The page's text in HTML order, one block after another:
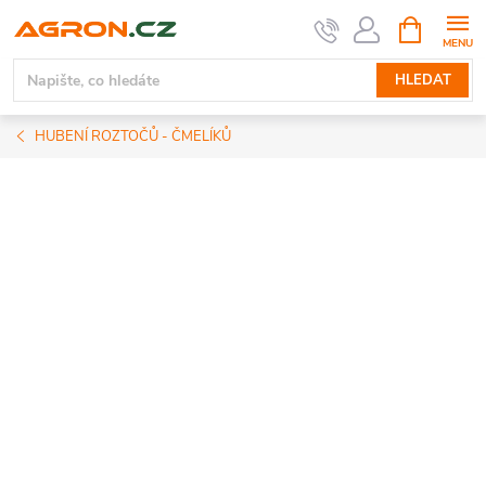
na
obsah
HLEDAT
NÁKUPNÍ
KOŠÍK
HUBENÍ ROZTOČŮ - ČMELÍKŮ